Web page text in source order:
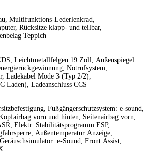
Multifunktions-Lederlenkrad,
Rücksitze klapp- und teilbar,
Teppich
Leichtmetallfelgen 19 Zoll, Außenspiegel
Notrufsystem,
Ladekabel Mode 3 (Typ 2/2),
Laden), Ladeanschluss CCS
Fußgängerschutzsystem: e-sound,
vorn und hinten, Seitenairbag vorn,
Elektr. Stabilitätsprogramm ESP,
Außentemperatur Anzeige,
e-Sound, Front Assist,